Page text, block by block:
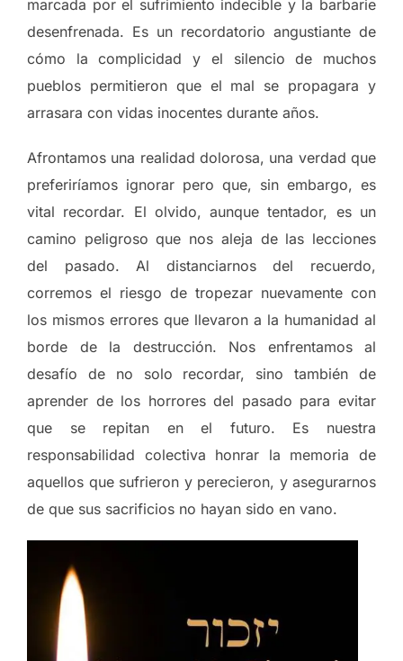
marcada por el sufrimiento indecible y la barbarie
desenfrenada. Es un recordatorio angustiante de
cómo la complicidad y el silencio de muchos
pueblos permitieron que el mal se propagara y
arrasara con vidas inocentes durante años.
Afrontamos una realidad dolorosa, una verdad que
preferiríamos ignorar pero que, sin embargo, es
vital recordar. El olvido, aunque tentador, es un
camino peligroso que nos aleja de las lecciones
del pasado. Al distanciarnos del recuerdo,
corremos el riesgo de tropezar nuevamente con
los mismos errores que llevaron a la humanidad al
borde de la destrucción. Nos enfrentamos al
desafío de no solo recordar, sino también de
aprender de los horrores del pasado para evitar
que se repitan en el futuro. Es nuestra
responsabilidad colectiva honrar la memoria de
aquellos que sufrieron y perecieron, y asegurarnos
de que sus sacrificios no hayan sido en vano.